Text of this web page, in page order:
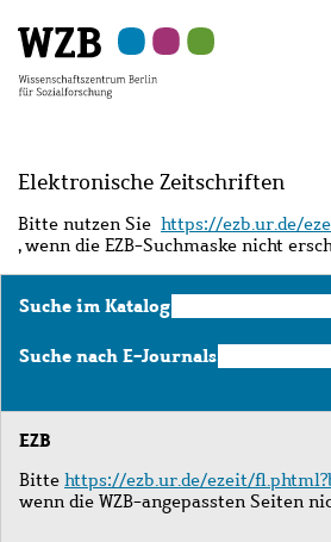
Hauptinhalt
springen
Navigation
springen
Suche
springen
Sekundärnavigation
springen
Fußzeile
springen
Elektronische Zeitschriften
Bitte nutzen Sie https://ezb.ur.de/
, wenn die EZB-Suchmaske nicht
Suche im KatalogSuche
im
Katalog
Suche nach E-JournalsSuche
nach
Journals
EZB
Bitte https://ezb.ur.de/ezeit/
wenn die WZB-angepassten Seiten